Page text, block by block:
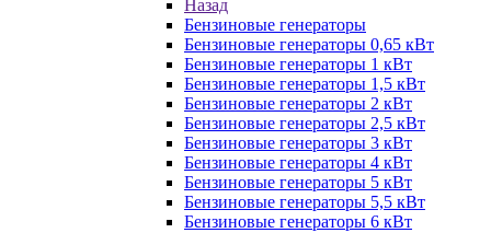
Назад
Бензиновые генераторы
Бензиновые генераторы 0,65 кВт
Бензиновые генераторы 1 кВт
Бензиновые генераторы 1,5 кВт
Бензиновые генераторы 2 кВт
Бензиновые генераторы 2,5 кВт
Бензиновые генераторы 3 кВт
Бензиновые генераторы 4 кВт
Бензиновые генераторы 5 кВт
Бензиновые генераторы 5,5 кВт
Бензиновые генераторы 6 кВт